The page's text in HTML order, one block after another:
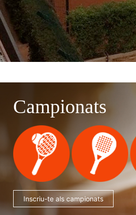
Campionats
Inscriu-te als campionats